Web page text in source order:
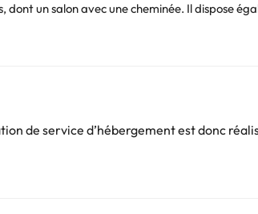
dont un salon avec une cheminée. Il dispose
ou un lit double + séjour avec un canapé
où la charge pour tout dommage détecté
de service d’hébergement est donc